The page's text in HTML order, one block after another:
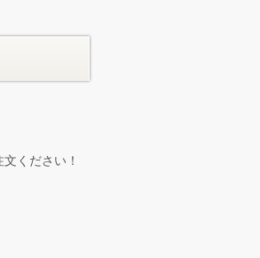
ください！